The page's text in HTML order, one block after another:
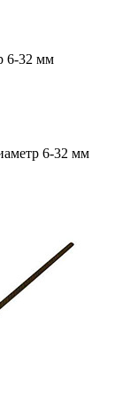
6-32 мм
6-32 мм